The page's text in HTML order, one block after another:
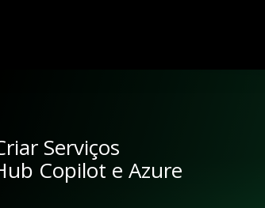
Serviços
Copilot e Azure